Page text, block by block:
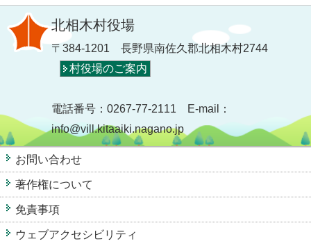
北相木村役場
〒384-1201 長野県南佐久郡北相木村2744
村役場のご案内
電話番号：0267-77-2111 E-mail：
info@vill.kitaaiki.nagano.jp
お問い合わせ
著作権について
免責事項
ウェブアクセシビリティ